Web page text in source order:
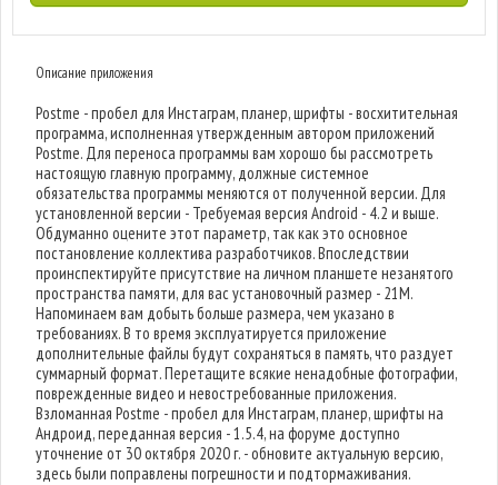
Описание приложения
Postme - пробел для Инстаграм, планер, шрифты - восхитительная
программа, исполненная утвержденным автором приложений
Postme. Для переноса программы вам хорошо бы рассмотреть
настоящую главную программу, должные системное
обязательства программы меняются от полученной версии. Для
установленной версии - Требуемая версия Android - 4.2 и выше.
Обдуманно оцените этот параметр, так как это основное
постановление коллектива разработчиков. Впоследствии
проинспектируйте присутствие на личном планшете незанятого
пространства памяти, для вас установочный размер - 21M.
Напоминаем вам добыть больше размера, чем указано в
требованиях. В то время эксплуатируется приложение
дополнительные файлы будут сохраняться в память, что раздует
суммарный формат. Перетащите всякие ненадобные фотографии,
поврежденные видео и невостребованные приложения.
Взломанная Postme - пробел для Инстаграм, планер, шрифты на
Андроид, переданная версия - 1.5.4, на форуме доступно
уточнение от 30 октября 2020 г. - обновите актуальную версию,
здесь были поправлены погрешности и подтормаживания.